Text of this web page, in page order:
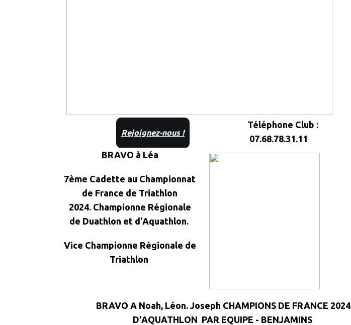
Rejoignez-nous !
Téléphone Club :
07.68.78.31.11
BRAVO à Léa
7ème Cadette au Championnat
de France de Triathlon
2024. Championne Régionale
de Duathlon et d'Aquathlon.
Vice Championne Régionale de
Triathlon
BRAVO A Noah, Léon. Joseph CHAMPIONS DE FRANCE 2024
D'AQUATHLON PAR EQUIPE - BENJAMINS